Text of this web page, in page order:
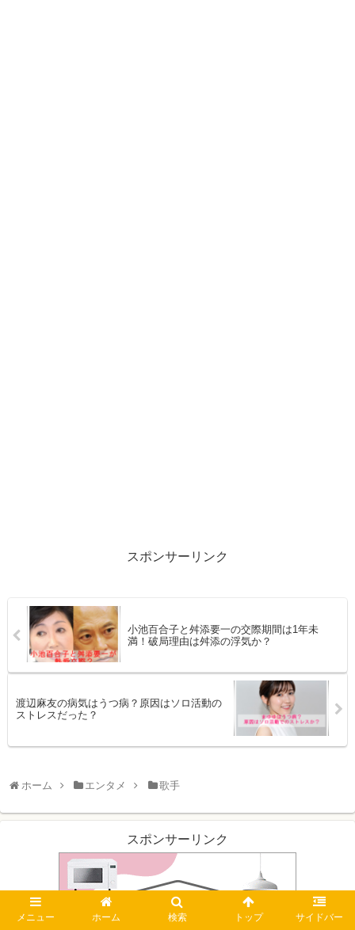
スポンサーリンク
小池百合子と舛添要一の交際期間は1年未
満！破局理由は舛添の浮気か？
渡辺麻友の病気はうつ病？原因はソロ活動の
ストレスだった？
ホーム エンタメ 歌手
スポンサーリンク
メニュー ホーム 検索 トップ サイドバー